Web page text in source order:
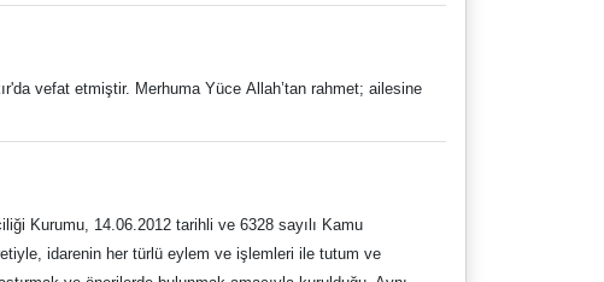
kapsamında 13 Mart 2026 tarihinde saat 10.00’da
vefat etmiştir. Merhuma Yüce Allah’tan rahmet; ailesine
Kurumu, 14.06.2012 tarihli ve 6328 sayılı Kamu
idarenin her türlü eylem ve işlemleri ile tutum ve